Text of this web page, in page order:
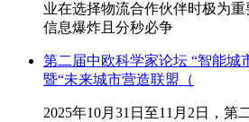
业在选择物流合作伙伴时极为
信息爆炸且分秒必争
第二届中欧科学家论坛 “智能城
暨“未来城市营造联盟（
2025年10月31日至11月2日，第